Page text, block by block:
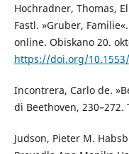
Hochradner, Thomas,
Fastl. »Gruber,
online. Obiskano 20.
https://doi.org/10.1553/
Incontrera, Carlo de.
di Beethoven, 230–272.
Judson, Pieter M.